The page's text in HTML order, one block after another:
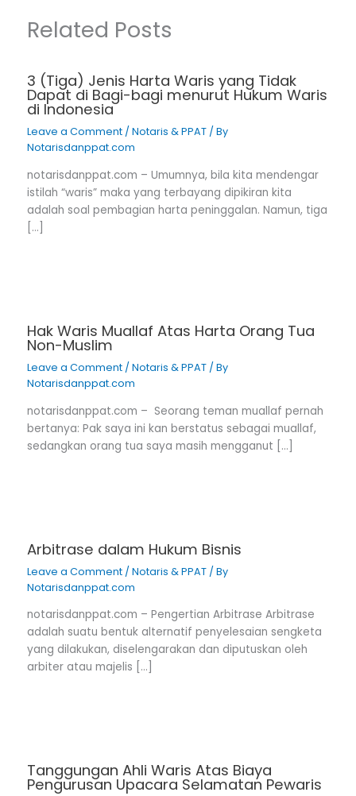
Related Posts
3 (Tiga) Jenis Harta Waris yang Tidak
Dapat di Bagi-bagi menurut Hukum Waris
di Indonesia
Leave a Comment /Notaris & PPAT / By
Notarisdanppat.com
notarisdanppat.com – Umumnya, bila kita mendengar
istilah “waris” maka yang terbayang dipikiran kita
adalah soal pembagian harta peninggalan. Namun, tiga
[…]
Hak Waris Muallaf Atas Harta Orang Tua
Non-Muslim
Leave a Comment /Notaris & PPAT / By
Notarisdanppat.com
notarisdanppat.com – Seorang teman muallaf pernah
bertanya: Pak saya ini kan berstatus sebagai muallaf,
sedangkan orang tua saya masih mengganut […]
Arbitrase dalam Hukum Bisnis
Leave a Comment /Notaris & PPAT / By
Notarisdanppat.com
notarisdanppat.com – Pengertian Arbitrase Arbitrase
adalah suatu bentuk alternatif penyelesaian sengketa
yang dilakukan, diselengarakan dan diputuskan oleh
arbiter atau majelis […]
Tanggungan Ahli Waris Atas Biaya
Pengurusan Upacara Selamatan Pewaris